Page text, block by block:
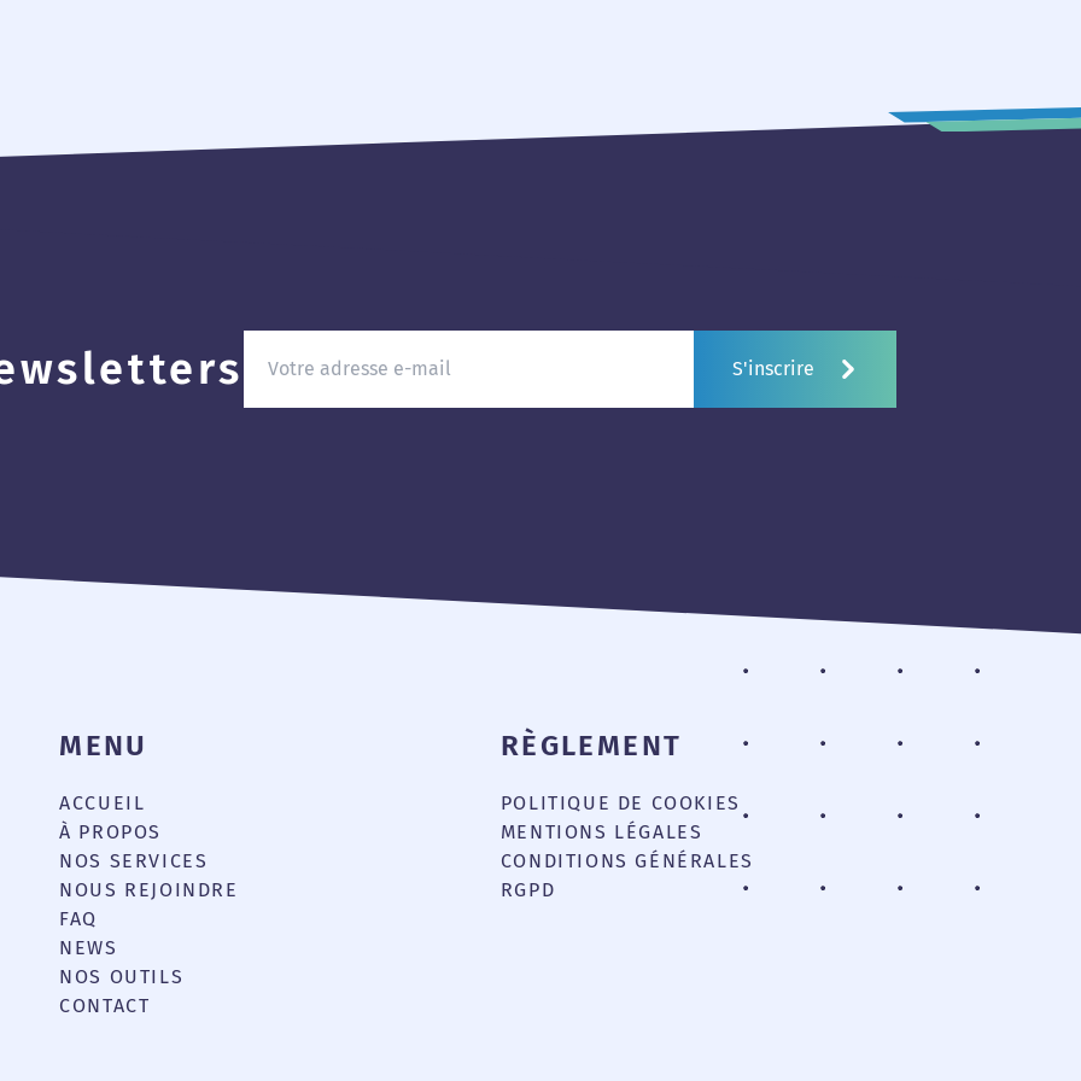
S'inscrire
MENU
ACCUEIL
À PROPOS
NOS SERVICES
NOUS REJOINDRE
FAQ
NEWS
NOS OUTILS
CONTACT
RÈGLEMENT
POLITIQUE DE COOKIES
MENTIONS LÉGALES
CONDITIONS GÉNÉRALES
RGPD